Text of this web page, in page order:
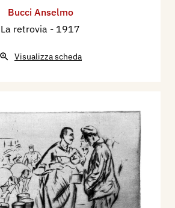
Bucci Anselmo
La retrovia - 1917
Visualizza scheda